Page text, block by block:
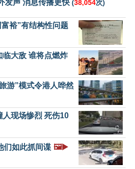
发声 消息传播更快 (38,054次)
裕”有结构性问题
临大敌 谁将点燃炸
游”模式令港人哗然
人现场惨烈 死伤10
们如此抓间谍 🖼️▶️